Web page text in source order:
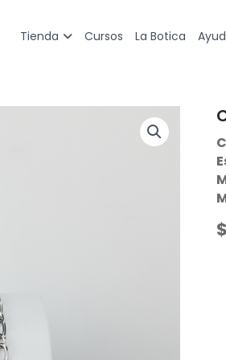
Tienda Cursos La Botica
$